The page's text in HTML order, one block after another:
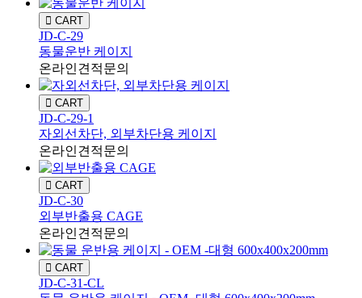
CART
JD-C-29
동물운반 케이지
온라인견적문의
CART
JD-C-29-1
자외선차단, 외부차단용 케이지
온라인견적문의
CART
JD-C-30
외부반출용 CAGE
온라인견적문의
CART
JD-C-31-CL